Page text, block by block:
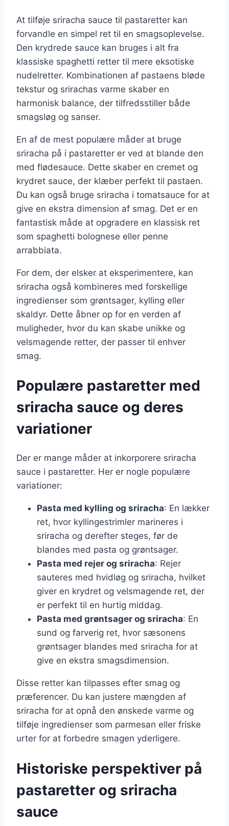
At tilføje sriracha sauce til pastaretter kan
forvandle en simpel ret til en smagsoplevelse.
Den krydrede sauce kan bruges i alt fra
klassiske spaghetti retter til mere eksotiske
nudelretter. Kombinationen af pastaens bløde
tekstur og srirachas varme skaber en
harmonisk balance, der tilfredsstiller både
smagsløg og sanser.
En af de mest populære måder at bruge
sriracha på i pastaretter er ved at blande den
med flødesauce. Dette skaber en cremet og
krydret sauce, der klæber perfekt til pastaen.
Du kan også bruge sriracha i tomatsauce for at
give en ekstra dimension af smag. Det er en
fantastisk måde at opgradere en klassisk ret
som spaghetti bolognese eller penne
arrabbiata.
For dem, der elsker at eksperimentere, kan
sriracha også kombineres med forskellige
ingredienser som grøntsager, kylling eller
skaldyr. Dette åbner op for en verden af
muligheder, hvor du kan skabe unikke og
velsmagende retter, der passer til enhver
smag.
Populære pastaretter med
sriracha sauce og deres
variationer
Der er mange måder at inkorporere sriracha
sauce i pastaretter. Her er nogle populære
variationer:
Pasta med kylling og sriracha: En lækker
ret, hvor kyllingestrimler marineres i
sriracha og derefter steges, før de
blandes med pasta og grøntsager.
Pasta med rejer og sriracha: Rejer
sauteres med hvidløg og sriracha, hvilket
giver en krydret og velsmagende ret, der
er perfekt til en hurtig middag.
Pasta med grøntsager og sriracha: En
sund og farverig ret, hvor sæsonens
grøntsager blandes med sriracha for at
give en ekstra smagsdimension.
Disse retter kan tilpasses efter smag og
præferencer. Du kan justere mængden af
sriracha for at opnå den ønskede varme og
tilføje ingredienser som parmesan eller friske
urter for at forbedre smagen yderligere.
Historiske perspektiver på
pastaretter og sriracha
sauce